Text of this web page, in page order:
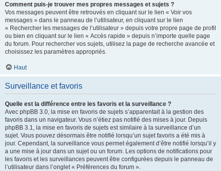
Comment puis-je trouver mes propres messages et sujets ?
Vos messages peuvent être retrouvés en cliquant sur le lien « Voir vos
messages » dans le panneau de l’utilisateur, en cliquant sur le lien
« Rechercher les messages de l’utilisateur » depuis votre propre page de profil
ou bien en cliquant sur le lien « Accès rapide » depuis n’importe quelle page
du forum. Pour rechercher vos sujets, utilisez la page de recherche avancée et
choisissez les paramètres appropriés.
Haut
Surveillance et favoris
Quelle est la différence entre les favoris et la surveillance ?
Avec phpBB 3.0, la mise en favoris de sujets s’apparentait à la gestion des
favoris dans un navigateur. Vous n’étiez pas notifié des mises à jour. Depuis
phpBB 3.1, la mise en favoris de sujets est similaire à la surveillance d’un
sujet. Vous pouvez désormais être notifié lorsqu’un sujet favoris a été mis à
jour. Cependant, la surveillance vous permet également d’être notifié lorsqu’il y
a une mise à jour dans un sujet ou un forum. Les options de notifications pour
les favoris et les surveillances peuvent être configurées depuis le panneau de
l’utilisateur dans l’onglet « Préférences du forum ».